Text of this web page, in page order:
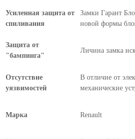
Усиленная защита от
спиливания
Замки Гарант
новой формы
Защита от
"бампинга"
Личина замка
Отсутствие
уязвимостей
В отличие от
механические
Марка Renault